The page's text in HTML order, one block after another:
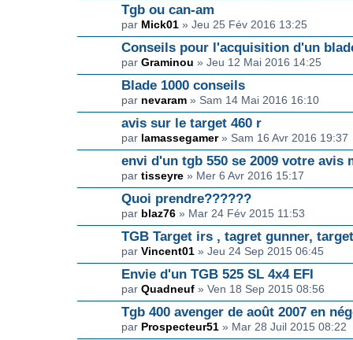
Tgb ou can-am
par Mick01 » Jeu 25 Fév 2016 13:25
Conseils pour l'acquisition d'un
par Graminou » Jeu 12 Mai 2016 14:25
Blade 1000 conseils
par nevaram » Sam 14 Mai 2016 16:10
avis sur le target 460 r
par lamassegamer» Sam 16 Avr 2016 19:37
envi d'un tgb 550 se 2009 votre avis
par tisseyre » Mer 6 Avr 2016 15:17
Quoi prendre??????
par blaz76 » Mar 24 Fév 2015 11:53
TGB Target irs , tagret gunner,
par Vincent01 » Jeu 24 Sep 2015 06:45
Envie d'un TGB 525 SL 4x4 EFI
par Quadneuf » Ven 18 Sep 2015 08:56
Tgb 400 avenger de août 2007 en
par Prospecteur51 » Mar 28 Juil 2015 08:22